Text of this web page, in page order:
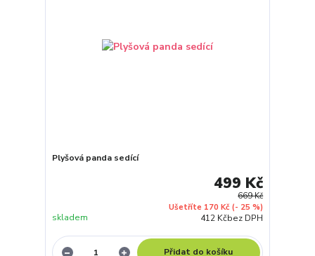
Plyšová panda sedící
669 Kč
Ušetříte 170 Kč (- 25 %)
499 Kč
412 Kčbez DPH
skladem
Přidat do košíku